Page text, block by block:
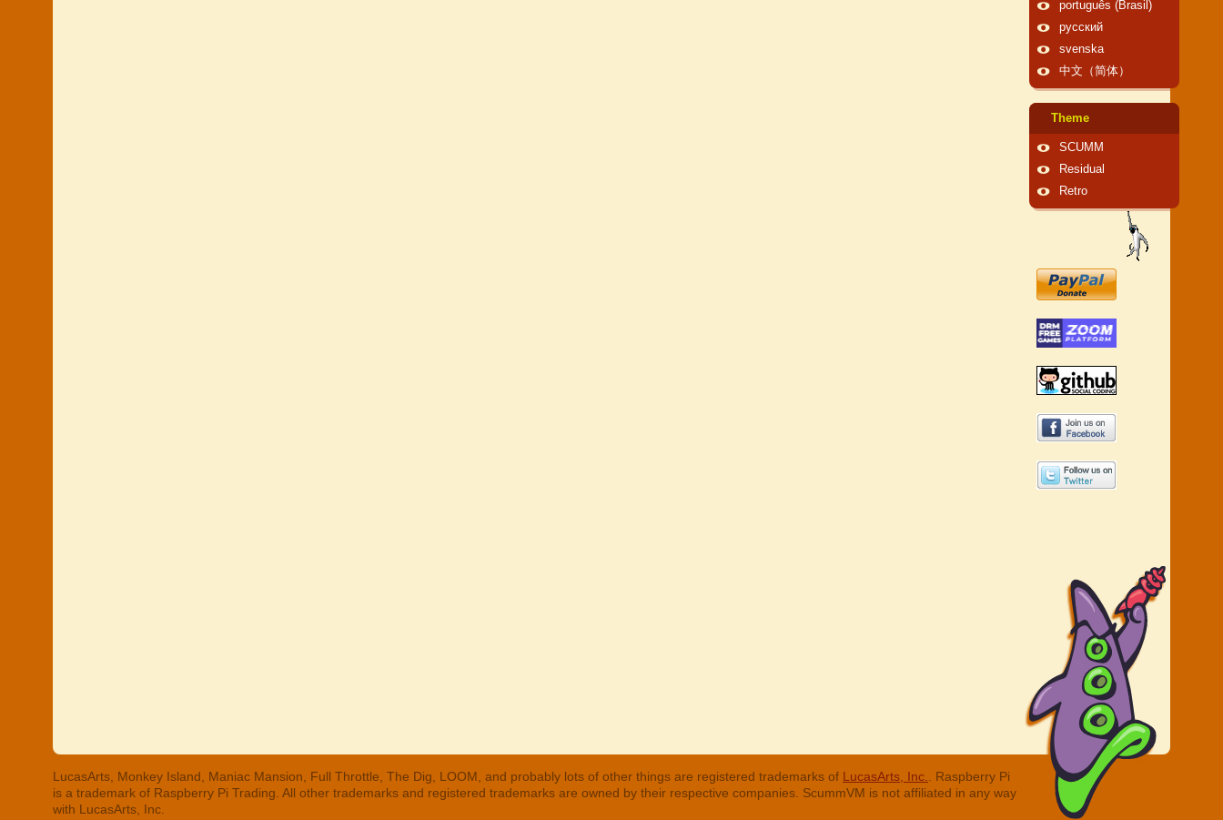
português (Brasil)
русский
svenska
中文（简体）
Theme
SCUMM
Residual
Retro
LucasArts, Monkey Island, Maniac Mansion, Full Throttle, The Dig, LOOM, and probably lots of other things are registered trademarks of LucasArts, Inc.
. Raspberry Pi
is a trademark of Raspberry Pi Trading. All other trademarks and registered trademarks are owned by their respective companies. ScummVM is not affiliated in any way
with LucasArts, Inc.